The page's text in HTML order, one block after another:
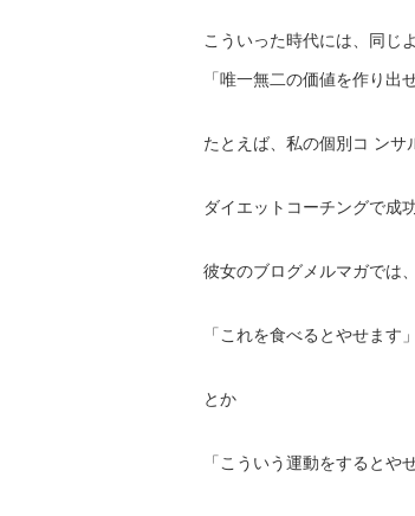
こういった時代には、 同じ
「唯一無二の価値を作り出
たとえば、私の個別コ ンサ
ダイエットコーチングで成
彼女のブログメルマガでは、
「これを食べるとやせます」
とか
「こういう運動をするとや